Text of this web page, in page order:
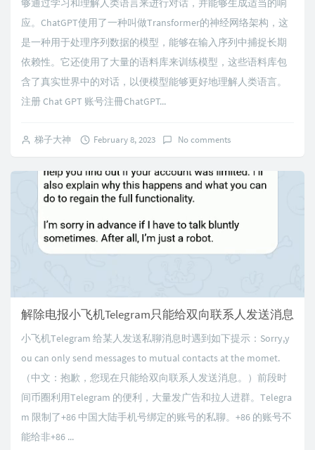
够通过学习和理解人类语言来进行对话，并能够生成适当的响
应。ChatGPT使用了一种叫做Transformer的神经网络架构，这
是一种用于处理序列数据的模型，能够在输入序列中捕捉长期
依赖性。它还使用了大量的语料库来训练模型，这些语料库包
含了真实世界中的对话，以便模型能够更好地理解人类语言。
注册 Chat GPT 账号注冊ChatGPT...
梯子大神 February 8, 2023 No comments
解除电报小飞机Telegram只能给双向联系人发送消息
小飞机Telegram 给某人发送私聊消息时遇到如下提示：Sorry,y
ou can only send messages to mutual contacts at the momet.
（中文：抱歉，您现在只能给双向联系人发送消息。）前段时
间币圈利用Telegram 的便利，大量发广告和拉人进群。Telegra
m 限制了+86 中国大陆手机号绑定的账号的私聊。+86 的账号不
能给非+86 ...